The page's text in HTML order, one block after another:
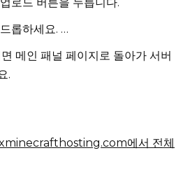
롭하세요. …
메인 패널 페이지로 돌아가 서버
.
에서 전체